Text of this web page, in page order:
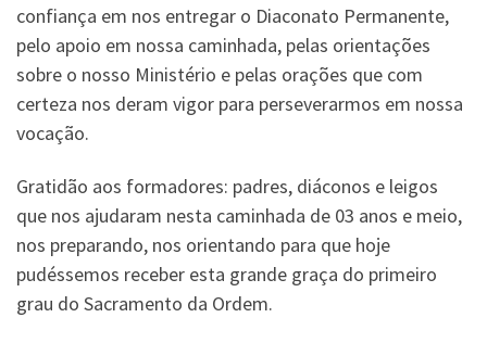
confiança em nos entregar o Diaconato Permanente,
pelo apoio em nossa caminhada, pelas orientações
sobre o nosso Ministério e pelas orações que com
certeza nos deram vigor para perseverarmos em nossa
vocação.
Gratidão aos formadores: padres, diáconos e leigos
que nos ajudaram nesta caminhada de 03 anos e meio,
nos preparando, nos orientando para que hoje
pudéssemos receber esta grande graça do primeiro
grau do Sacramento da Ordem.